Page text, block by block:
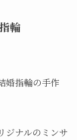
輪
婚指輪の手作
ジナルのミンサ